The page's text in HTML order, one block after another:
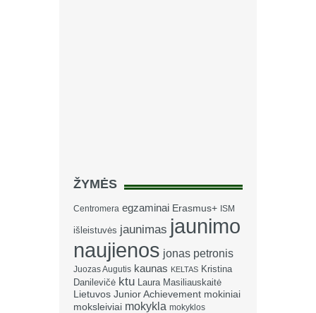
ŽYMĖS
Centromera egzaminai Erasmus+ ISM
išleistuvės jaunimas jaunimo
naujienos jonas petronis
Juozas Augutis kaunas KELTAS Kristina
Danilevičė ktu Laura Masiliauskaitė
Lietuvos Junior Achievement mokiniai
moksleiviai mokykla mokyklos